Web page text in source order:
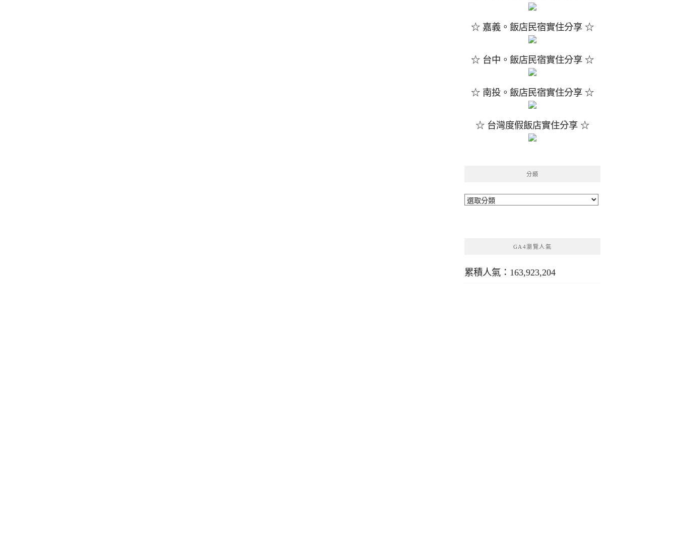
☆ 嘉義。飯店民宿實住分享 ☆
☆ 台中。飯店民宿實住分享 ☆
☆ 南投。飯店民宿實住分享 ☆
☆ 台灣度假飯店實住分享 ☆
分類
分
GA4瀏覽人氣
累積人氣：163,923,204